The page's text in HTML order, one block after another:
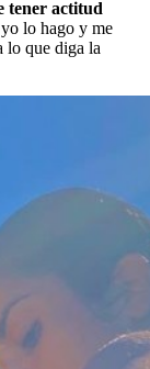
tener actitud
lo hago y me
lo que diga la